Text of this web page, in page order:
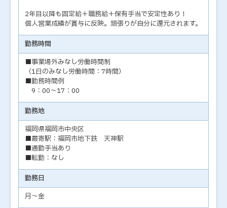
2年目以降も固定給＋職務給＋保有手当で安定性あり！
個人営業成績が賞与に反映。頑張りが自分に還元されます。
勤務時間
■事業場外みなし労働時間制
（1日のみなし労働時間：7時間）
■勤務時間例
9：00～17：00
勤務地
福岡県福岡市中央区
■最寄駅：福岡市地下鉄 天神駅
■通勤手当あり
■転勤：なし
勤務日
月～金